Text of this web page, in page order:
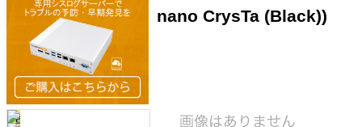
nano CrysTa (Black))